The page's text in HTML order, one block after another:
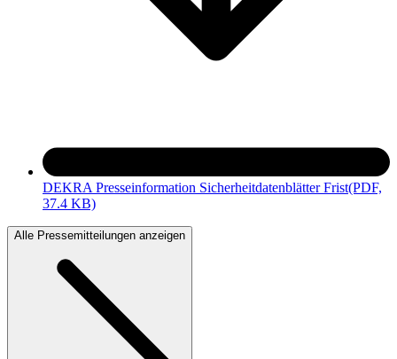
DEKRA Presseinformation Sicherheitdatenblätter Frist(PDF,
37.4 KB)
Alle Pressemitteilungen anzeigen